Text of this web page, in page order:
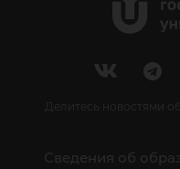
Делитесь новостями
Сведения об